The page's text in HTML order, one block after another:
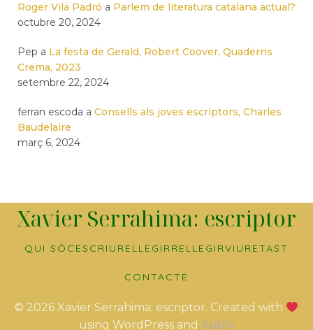
Roger Vilà Padró a Parlem de literatura catalana actual?
octubre 20, 2024
Pep a La festa de Gerald, Robert Coover, Quaderns
Crema, 2023
setembre 22, 2024
ferran escoda a Consells als joves escriptors, Charles
Baudelaire
març 6, 2024
Xavier Serrahima: escriptor
QUI SÓC ESCRIURE LLEGIRRELLEGIRVIURETAST
CONTACTE
© 2026 Xavier Serrahima: escriptor. Created with
using WordPress and Kubio